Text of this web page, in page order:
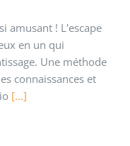
amusant ! L'escape
en un qui
Une méthode
connaissances et
[...]